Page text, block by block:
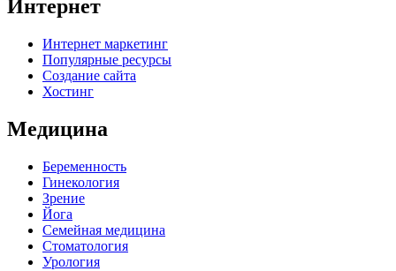
Интернет
Интернет маркетинг
Популярные ресурсы
Создание сайта
Хостинг
Медицина
Беременность
Гинекология
Зрение
Йога
Семейная медицина
Стоматология
Урология